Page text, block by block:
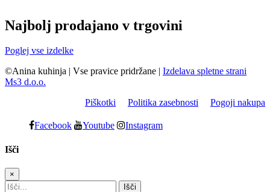
Najbolj prodajano v trgovini
Poglej vse izdelke
©Anina kuhinja | Vse pravice pridržane | Izdelava spletne strani
Ms3 d.o.o.
Piškotki
Politika zasebnosti Pogoji nakupa
Facebook Youtube Instagram
Išči
×